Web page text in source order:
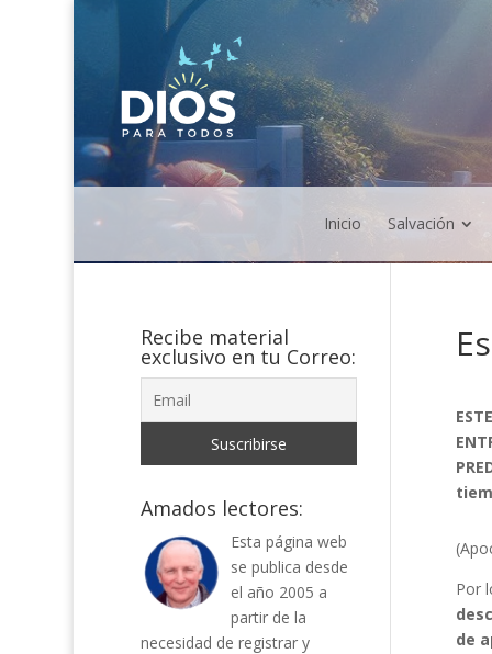
Inicio Salvación
Por
de
Recibe material
exclusivo en tu Correo:
Amados lectores:
Esta página web
se publica desde
el año 2005 a
partir de la
necesidad de registrar y